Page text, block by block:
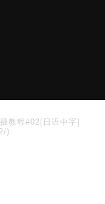
教程#02[日语中字]
)